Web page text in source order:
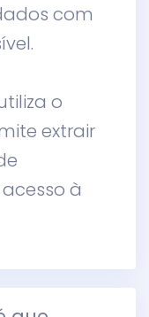
com
o
extrair
à